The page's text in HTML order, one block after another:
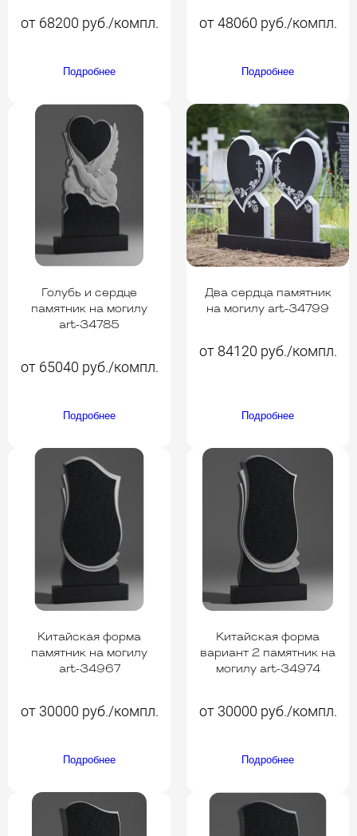
от 68200 руб./компл.
Подробнее
от 48060 руб./компл.
Подробнее
Голубь и сердце
памятник на могилу
art-34785
от 65040 руб./компл.
Подробнее
Два сердца памятник
на могилу art-34799
от 84120 руб./компл.
Подробнее
Китайская форма
памятник на могилу
art-34967
от 30000 руб./компл.
Подробнее
Китайская форма
вариант 2 памятник на
могилу art-34974
от 30000 руб./компл.
Подробнее